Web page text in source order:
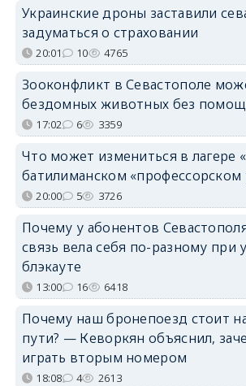
Украинские дроны заставили
задуматься о страховании
20:01 10 4765
Зооконфликт в Севастополе
бездомных животных без
17:02 6 3359
Что может измениться в лагере
батилиманском «профессорском
20:00 5 3726
Почему у абонентов
связь вела себя по-разному при
блэкауте
13:00 16 6418
Почему наш бронепоезд стоит
пути? — Кеворкян объяснил,
играть вторым номером
18:08 4 2613